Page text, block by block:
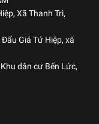
Xã Thanh Trì,
Giá Tứ Hiệp, xã
dân cư Bến Lức,